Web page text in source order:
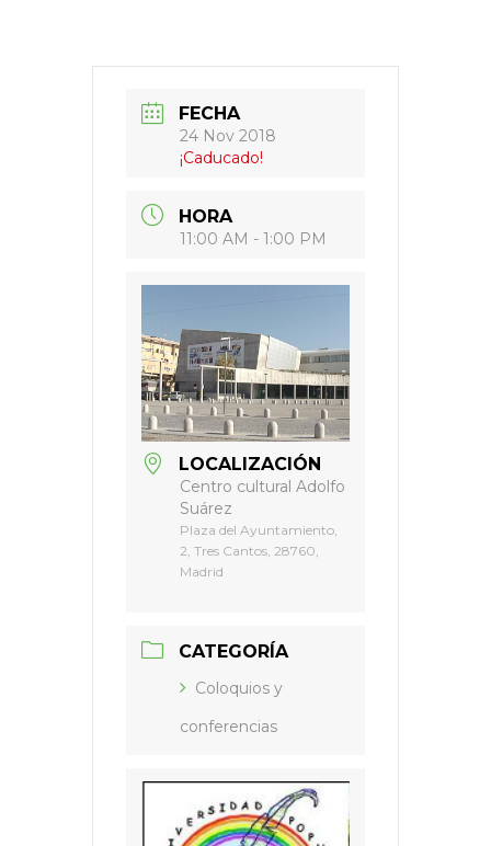
FECHA
24 Nov 2018
¡Caducado!
HORA
11:00 AM - 1:00 PM
LOCALIZACIÓN
Centro cultural Adolfo
Suárez
Plaza del Ayuntamiento,
2, Tres Cantos, 28760,
Madrid
CATEGORÍA
Coloquios y
conferencias